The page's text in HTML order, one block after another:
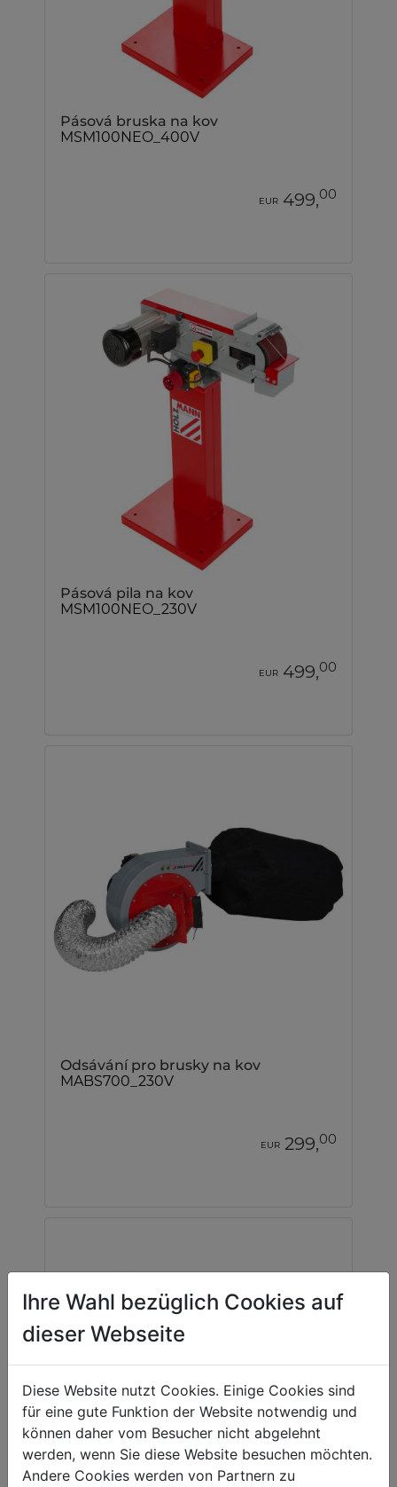
Pásová bruska na kov
MSM100NEO_400V
EUR 499,00
Pásová pila na kov
MSM100NEO_230V
EUR 499,00
Odsávání pro brusky na kov
MABS700_230V
EUR 299,00
Ihre Wahl bezüglich Cookies auf
dieser Webseite
Diese Website nutzt Cookies. Einige Cookies sind
für eine gute Funktion der Website notwendig und
können daher vom Besucher nicht abgelehnt
werden, wenn Sie diese Website besuchen möchten.
Andere Cookies werden von Partnern zu